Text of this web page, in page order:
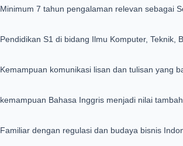
Minimum 7 tahun pengalaman relevan sebagai
Pendidikan S1 di bidang Ilmu Komputer, Teknik,
Kemampuan komunikasi lisan dan tulisan yang
kemampuan Bahasa Inggris menjadi nilai tambah
Familiar dengan regulasi dan budaya bisnis